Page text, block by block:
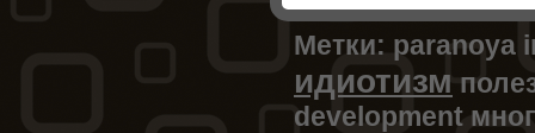
Метки: paranoya
идиотизм
development